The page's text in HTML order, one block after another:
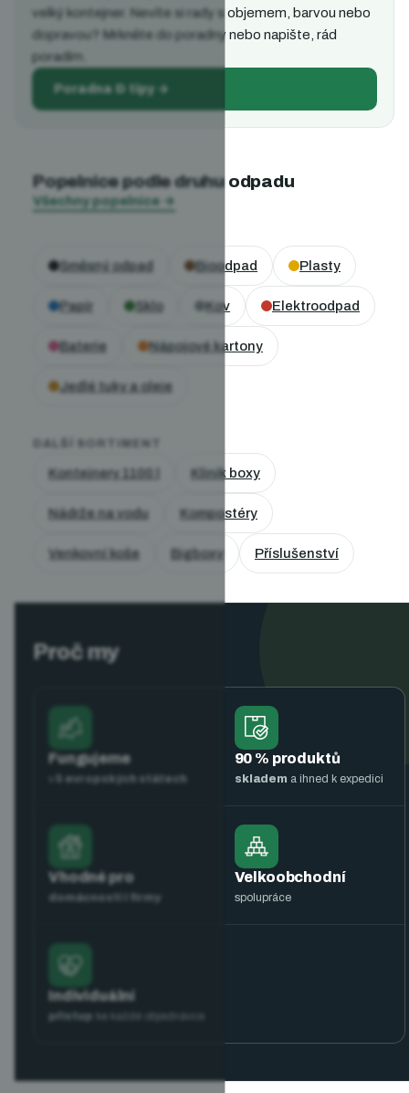
velký kontejner. Nevíte si rady s objemem, barvou nebo
dopravou? Mrkněte do poradny nebo napište, rád
poradím.
Poradna & tipy →
Popelnice podle druhu odpadu
Všechny popelnice →
Směsný odpad Bioodpad Plasty
Papír Sklo Kov Elektroodpad
Baterie Nápojové kartony
Jedlé tuky a oleje
Kontejnery 1100 l Klinik boxy
Nádrže na vodu Kompostéry
Venkovní koše Bigboxy Příslušenství
Proč my
Fungujeme
5 evropských státech
90 % produktů
skladem a ihned k expedici
Vhodné pro
domácnosti i firmy
Velkoobchodní
spolupráce
Individuální
přístup